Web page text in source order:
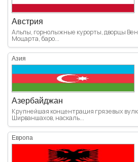
Австрия
Альпы, горнолыжные курорты, дворцы
Моцарта, баро...
Азия
Азербайджан
Крупнейшая концентрация грязевых
Ширваншахов, наскаль...
Европа